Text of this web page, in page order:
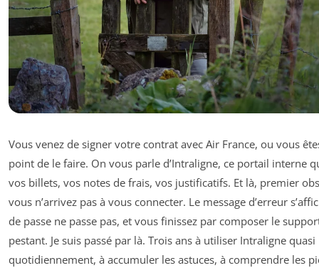
Vous venez de signer votre contrat avec Air France, ou vous
point de le faire. On vous parle d’Intraligne, ce portail interne
vos billets, vos notes de frais, vos justificatifs. Et là, premier
vous n’arrivez pas à vous connecter. Le message d’erreur
de passe ne passe pas, et vous finissez par composer le
pestant. Je suis passé par là. Trois ans à utiliser Intraligne quasi
quotidiennement, à accumuler les astuces, à comprendre les